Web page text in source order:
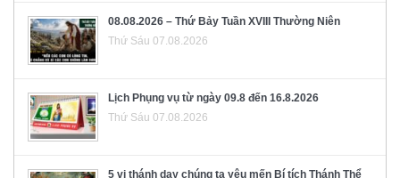
08.08.2026 – Thứ Bảy Tuần XVIII Thường Niên
Thứ Sáu 07.08.2026
Lịch Phụng vụ từ ngày 09.8 đến 16.8.2026
Thứ Sáu 07.08.2026
5 vị thánh dạy chúng ta yêu mến Bí tích Thánh Thể